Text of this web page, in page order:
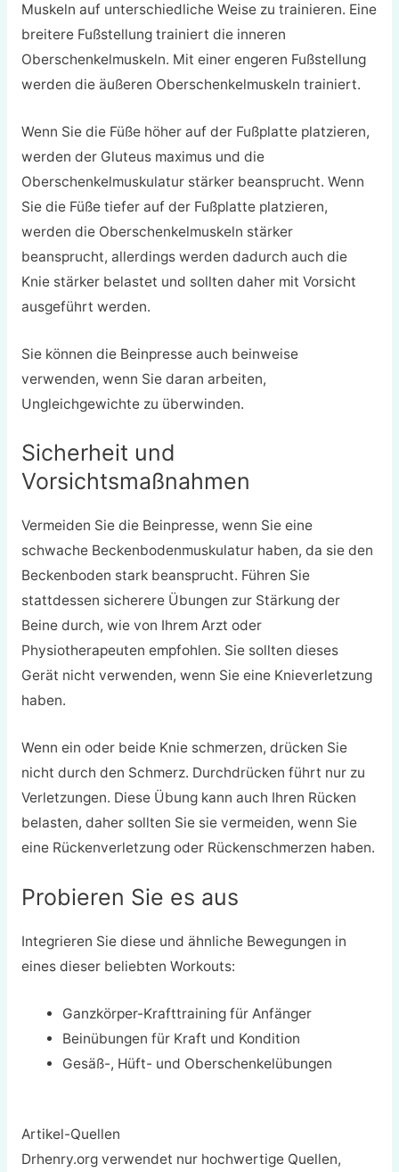
Muskeln auf unterschiedliche Weise zu trainieren. Eine
breitere Fußstellung trainiert die inneren
Oberschenkelmuskeln. Mit einer engeren Fußstellung
werden die äußeren Oberschenkelmuskeln trainiert.
Wenn Sie die Füße höher auf der Fußplatte platzieren,
werden der Gluteus maximus und die
Oberschenkelmuskulatur stärker beansprucht. Wenn
Sie die Füße tiefer auf der Fußplatte platzieren,
werden die Oberschenkelmuskeln stärker
beansprucht, allerdings werden dadurch auch die
Knie stärker belastet und sollten daher mit Vorsicht
ausgeführt werden.
Sie können die Beinpresse auch beinweise
verwenden, wenn Sie daran arbeiten,
Ungleichgewichte zu überwinden.
Sicherheit und
Vorsichtsmaßnahmen
Vermeiden Sie die Beinpresse, wenn Sie eine
schwache Beckenbodenmuskulatur haben, da sie den
Beckenboden stark beansprucht. Führen Sie
stattdessen sicherere Übungen zur Stärkung der
Beine durch, wie von Ihrem Arzt oder
Physiotherapeuten empfohlen. Sie sollten dieses
Gerät nicht verwenden, wenn Sie eine Knieverletzung
haben.
Wenn ein oder beide Knie schmerzen, drücken Sie
nicht durch den Schmerz. Durchdrücken führt nur zu
Verletzungen. Diese Übung kann auch Ihren Rücken
belasten, daher sollten Sie sie vermeiden, wenn Sie
eine Rückenverletzung oder Rückenschmerzen haben.
Probieren Sie es aus
Integrieren Sie diese und ähnliche Bewegungen in
eines dieser beliebten Workouts:
Ganzkörper-Krafttraining für Anfänger
Beinübungen für Kraft und Kondition
Gesäß-, Hüft- und Oberschenkelübungen
Artikel-Quellen
Drhenry.org verwendet nur hochwertige Quellen,